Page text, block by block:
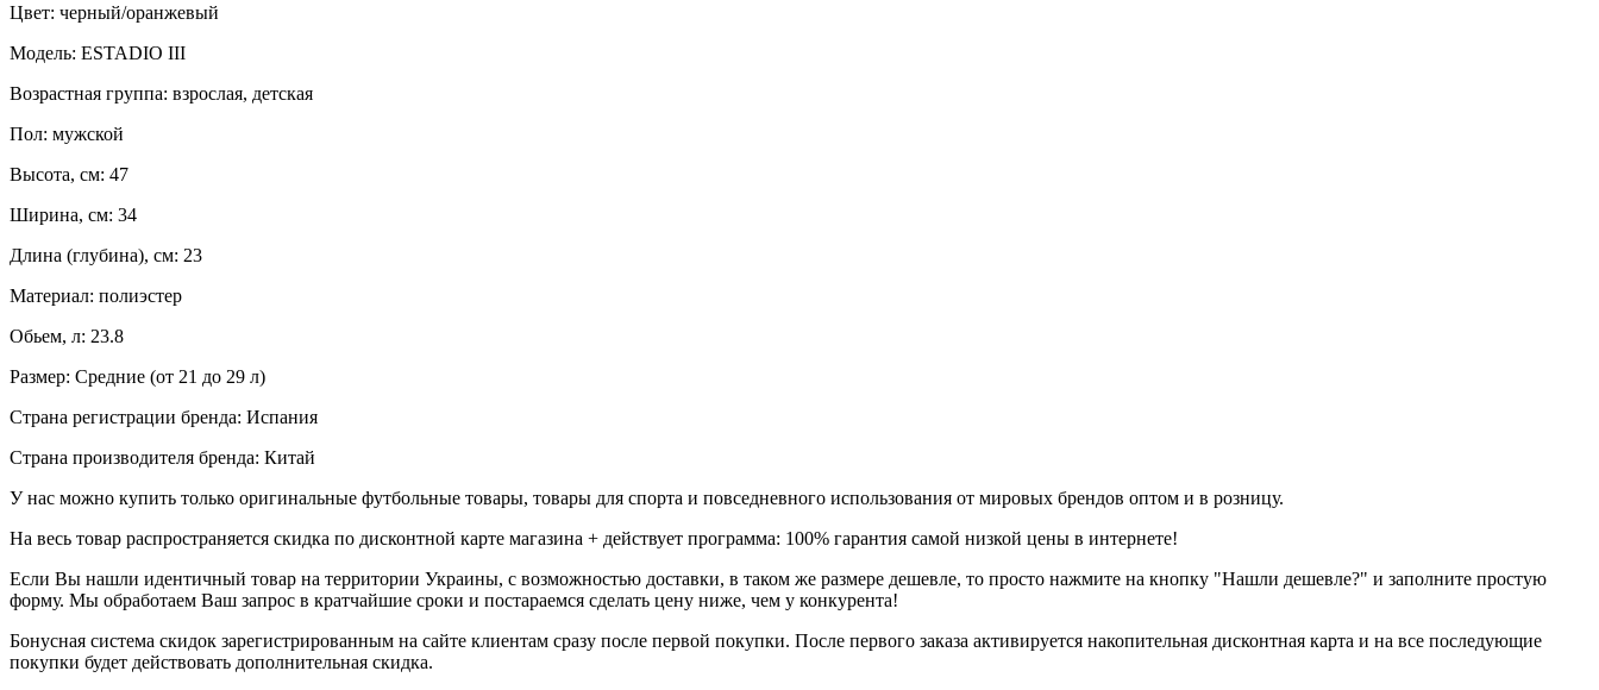
Цвет: черный/оранжевый
Модель: ESTADIO III
Возрастная группа: взрослая, детская
Пол: мужской
Высота, см: 47
Ширина, см: 34
Длина (глубина), см: 23
Материал: полиэстер
Обьем, л: 23.8
Размер: Средние (от 21 до 29 л)
Страна регистрации бренда: Испания
Страна производителя бренда: Китай
У нас можно купить только оригинальные футбольные товары, товары для спорта и повседневного использования от мировых брендов оптом и в розницу.
На весь товар распространяется скидка по дисконтной карте магазина + действует программа: 100% гарантия самой низкой цены в интернете!
Если Вы нашли идентичный товар на территории Украины, с возможностью доставки, в таком же размере дешевле, то просто нажмите на кнопку "Нашли дешевле?" и заполните простую
форму. Мы обработаем Ваш запрос в кратчайшие сроки и постараемся сделать цену ниже, чем у конкурента!
Бонусная система скидок зарегистрированным на сайте клиентам сразу после первой покупки. После первого заказа активируется накопительная дисконтная карта и на все последующие
покупки будет действовать дополнительная скидка.